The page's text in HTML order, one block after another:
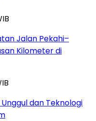
Jalan Pekahi–
Kilometer di
Unggul dan Teknologi